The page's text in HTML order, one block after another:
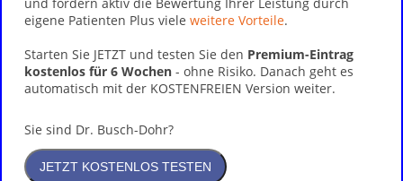
eigene Patienten Plus viele weitere Vorteile.
Starten Sie JETZT und testen Sie den Premium-Eintrag
kostenlos für 6 Wochen - ohne Risiko. Danach geht es
automatisch mit der KOSTENFREIEN Version weiter.
Sie sind Dr. Busch-Dohr?